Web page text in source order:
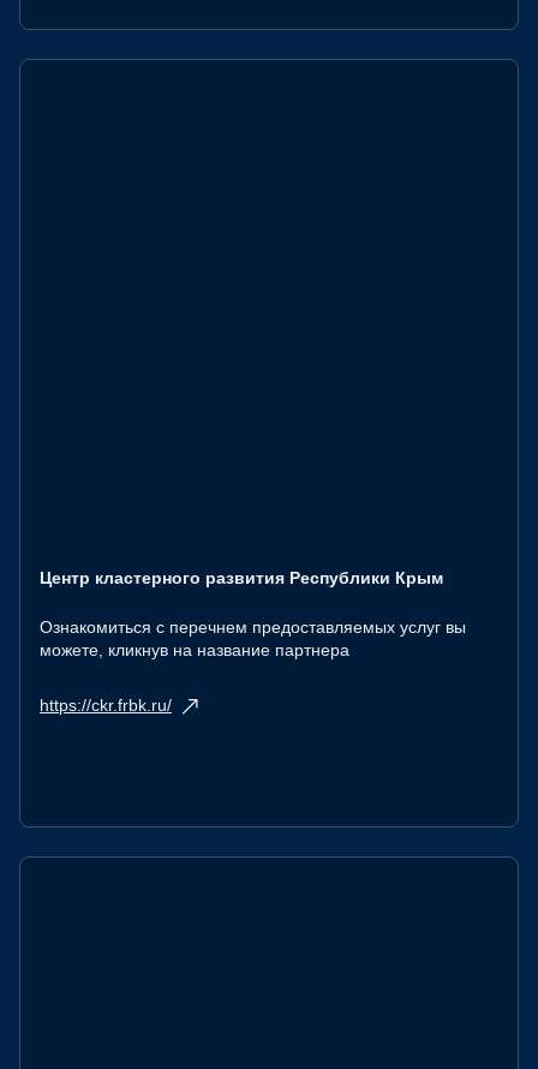
Центр кластерного развития Республики Крым
Ознакомиться с перечнем предоставляемых услуг вы
можете, кликнув на название партнера
https://ckr.frbk.ru/